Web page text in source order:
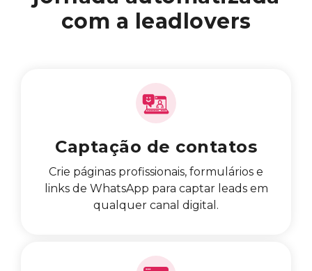
com a leadlovers
Captação de contatos
Crie páginas profissionais, formulários e
links de WhatsApp para captar leads em
qualquer canal digital.